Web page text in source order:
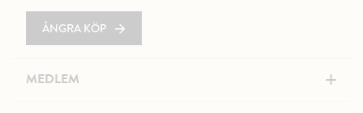
ÅNGRA KÖP
MEDLEM +